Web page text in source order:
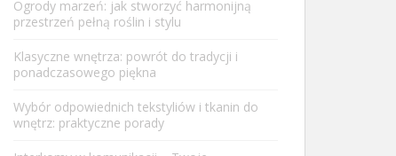
Ogrody marzeń: jak stworzyć harmonijną
przestrzeń pełną roślin i stylu
Klasyczne wnętrza: powrót do tradycji i
ponadczasowego piękna
Wybór odpowiednich tekstyliów i tkanin do
wnętrz: praktyczne porady